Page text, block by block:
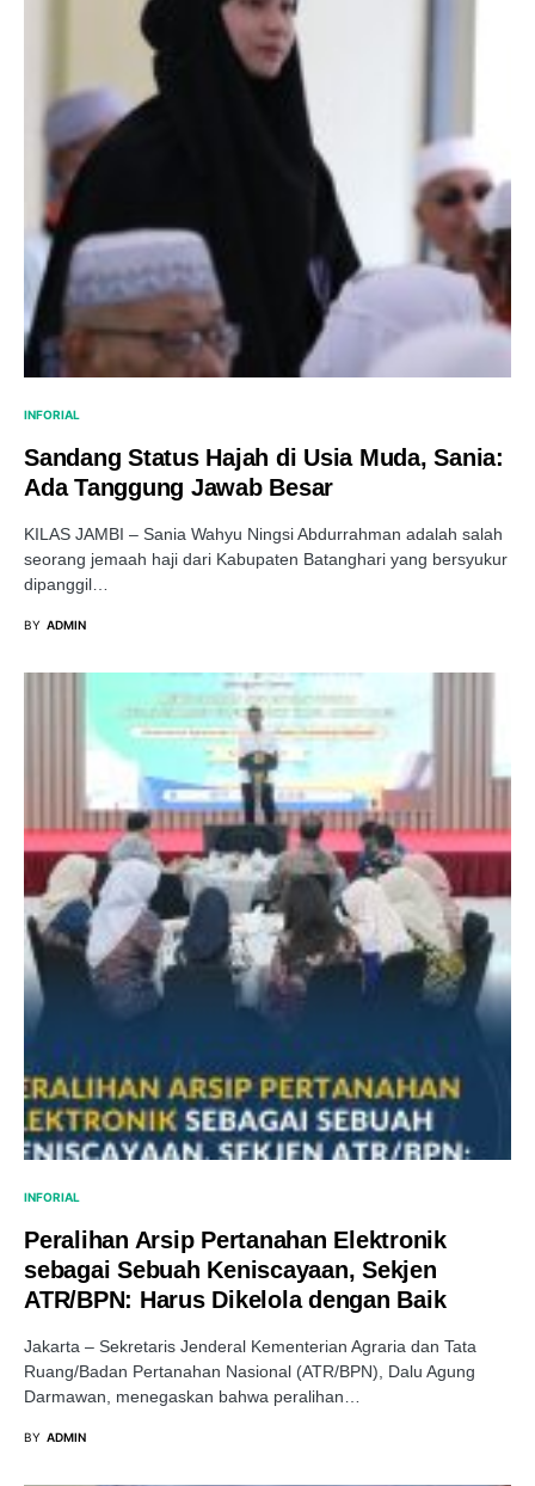
INFORIAL
Sandang Status Hajah di Usia Muda, Sania:
Ada Tanggung Jawab Besar
KILAS JAMBI – Sania Wahyu Ningsi Abdurrahman adalah salah
seorang jemaah haji dari Kabupaten Batanghari yang bersyukur
dipanggil…
BY ADMIN
INFORIAL
Peralihan Arsip Pertanahan Elektronik
sebagai Sebuah Keniscayaan, Sekjen
ATR/BPN: Harus Dikelola dengan Baik
Jakarta – Sekretaris Jenderal Kementerian Agraria dan Tata
Ruang/Badan Pertanahan Nasional (ATR/BPN), Dalu Agung
Darmawan, menegaskan bahwa peralihan…
BY ADMIN